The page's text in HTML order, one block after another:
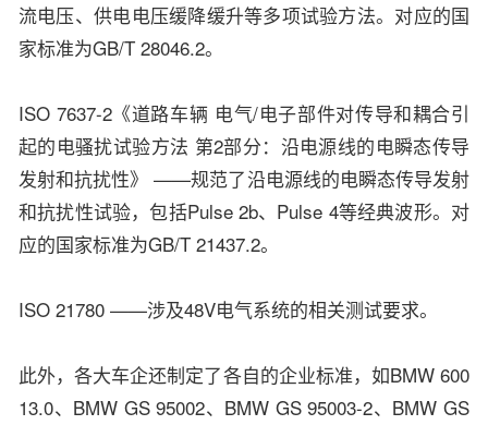
流电压、供电电压缓降缓升等多项试验方法。对应的国
家标准为GB/T 28046.2。
ISO 7637-2《道路车辆 电气/电子部件对传导和耦合引
起的电骚扰试验方法 第2部分：沿电源线的电瞬态传导
发射和抗扰性》 ——规范了沿电源线的电瞬态传导发射
和抗扰性试验，包括Pulse 2b、Pulse 4等经典波形。对
应的国家标准为GB/T 21437.2。
ISO 21780 ——涉及48V电气系统的相关测试要求。
此外，各大车企还制定了各自的企业标准，如BMW 600
13.0、BMW GS 95002、BMW GS 95003-2、BMW GS